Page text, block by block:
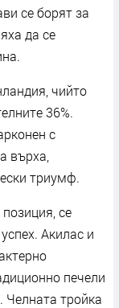
се борят за
да се
чийто
36%.
с
върха,
триумф.
се
Акилас и
печели
Челната тройка